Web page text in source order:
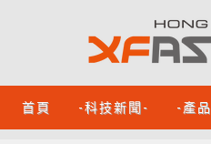
首頁 -科技新聞- -產